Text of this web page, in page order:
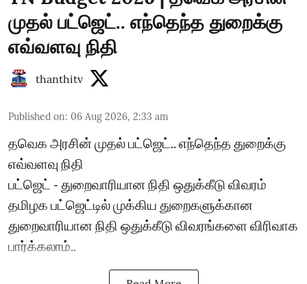
முதல் பட்ஜெட்.. எந்தெந்த துறைக்கு
எவ்வளவு நிதி
thanthitv
Published on: 06 Aug 2026, 2:33 am
தவெக அரசின் முதல் பட்ஜெட்.. எந்தெந்த துறைக்கு
எவ்வளவு நிதி
பட்ஜெட் - துறைவாரியான நிதி ஒதுக்கீடு விவரம்
தமிழக பட்ஜெட்டில் முக்கிய துறைகளுக்கான
துறைவாரியான நிதி ஒதுக்கீடு விவரங்களை விரிவாக
பார்க்கலாம்..